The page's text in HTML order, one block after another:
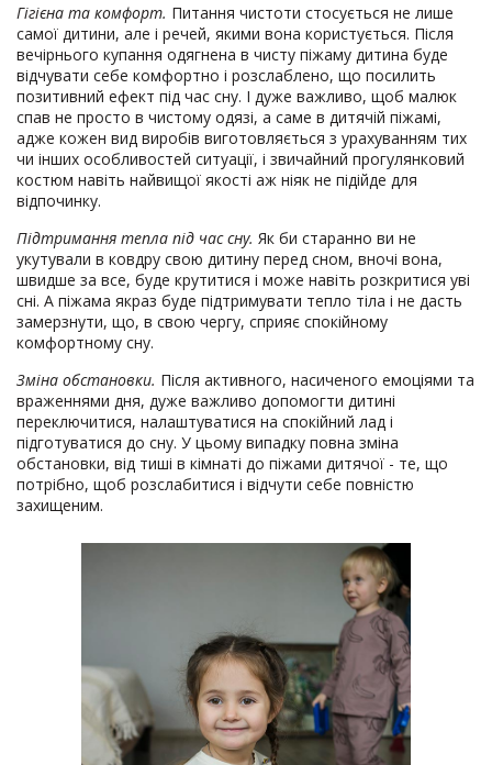
Гігієна та комфорт. Питання чистоти стосується не лише
самої дитини, але і речей, якими вона користується. Після
вечірнього купання одягнена в чисту піжаму дитина буде
відчувати себе комфортно і розслаблено, що посилить
позитивний ефект під час сну. І дуже важливо, щоб малюк
спав не просто в чистому одязі, а саме в дитячій піжамі,
адже кожен вид виробів виготовляється з урахуванням тих
чи інших особливостей ситуації, і звичайний прогулянковий
костюм навіть найвищої якості аж ніяк не підійде для
відпочинку.
Підтримання тепла під час сну. Як би старанно ви не
укутували в ковдру свою дитину перед сном, вночі вона,
швидше за все, буде крутитися і може навіть розкритися уві
сні. А піжама якраз буде підтримувати тепло тіла і не дасть
замерзнути, що, в свою чергу, сприяє спокійному
комфортному сну.
Зміна обстановки. Після активного, насиченого емоціями та
враженнями дня, дуже важливо допомогти дитині
переключитися, налаштуватися на спокійний лад і
підготуватися до сну. У цьому випадку повна зміна
обстановки, від тиші в кімнаті до піжами дитячої - те, що
потрібно, щоб розслабитися і відчути себе повністю
захищеним.